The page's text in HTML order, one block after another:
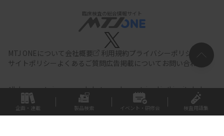
臨床検査の総合情報サイト
MTJ ONEについて会社概要 利用規約プライバシーポリシー
サイトポリシー よくあるご質問広告掲載について お問い合わせ
All documents,images and photographs contained in this site belong
to JIHO,Inc.
Use of these documents, images and photographs is
strictly prohibited.Copyright (C) JIHO,Inc.
企画・連載 製品検索 イベント・研修会 検査用語集